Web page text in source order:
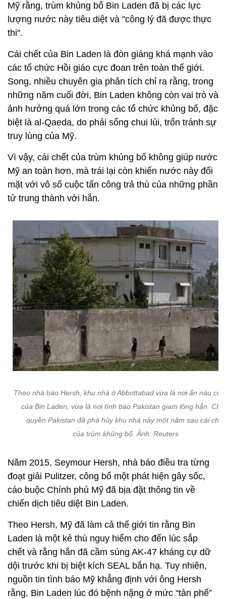
Mỹ rằng, trùm khủng bố Bin Laden đã bị các lực
lượng nước này tiêu diệt và "công lý đã được thực
thi".
Cái chết của Bin Laden là đòn giáng khá mạnh vào
các tổ chức Hồi giáo cực đoan trên toàn thế giới.
Song, nhiều chuyên gia phân tích chỉ ra rằng, trong
những năm cuối đời, Bin Laden không còn vai trò và
ảnh hưởng quá lớn trong các tổ chức khủng bố, đặc
biệt là al-Qaeda, do phải sống chui lủi, trốn tránh sự
truy lùng của Mỹ.
Vì vậy, cái chết của trùm khủng bố không giúp nước
Mỹ an toàn hơn, mà trái lại còn khiến nước này đối
mặt với vô số cuộc tấn công trả thù của những phần
tử trung thành với hắn.
Theo nhà báo Hersh, khu nhà ở Abbottabad vừa là nơi ẩn náu
của Bin Laden, vừa là nơi tình báo Pakistan giam lỏng hắn.
quyền Pakistan đã phá hủy khu nhà này một năm sau cái chết
của trùm khủng bố. Ảnh: Reuters
Năm 2015, Seymour Hersh, nhà báo điều tra từng
đoạt giải Pulitzer, công bố một phát hiện gây sốc,
cáo buộc Chính phủ Mỹ đã bịa đặt thông tin về
chiến dịch tiêu diệt Bin Laden.
Theo Hersh, Mỹ đã làm cả thế giới tin rằng Bin
Laden là một kẻ thù nguy hiểm cho đến lúc sắp
chết và rằng hắn đã cầm súng AK-47 kháng cự dữ
dội trước khi bị biệt kích SEAL bắn hạ. Tuy nhiên,
nguồn tin tình báo Mỹ khẳng định với ông Hersh
rằng, Bin Laden lúc đó bệnh nặng ở mức “tàn phế”